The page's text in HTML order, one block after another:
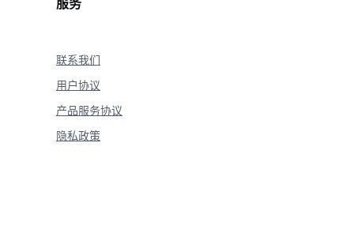
服务
联系我们
用户协议
产品服务协议
隐私政策